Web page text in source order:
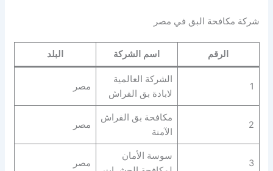
شركة مكافحة البق في مصر
الرقم اسم الشركة البلد
1
الشركة العالمية
لابادة بق الفراش
مصر
2
مكافحة بق الفراش
الآمنة
مصر
3
سوسة الأمان
مصر